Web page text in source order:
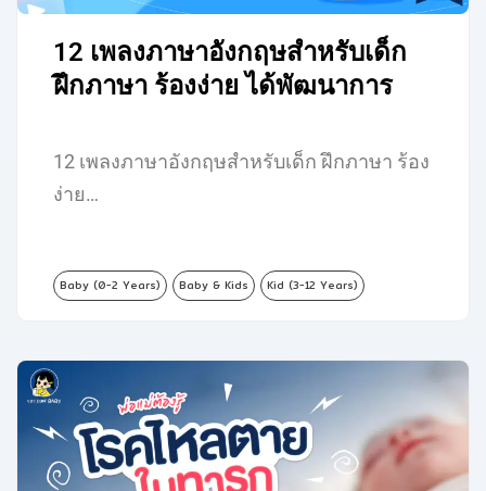
12 เพลงภาษาอังกฤษสำหรับเด็ก
ฝึกภาษา ร้องง่าย ได้พัฒนาการ
12 เพลงภาษาอังกฤษสำหรับเด็ก ฝึกภาษา ร้อง
ง่าย…
Baby (0-2 Years) Baby & Kids Kid (3-12 Years)